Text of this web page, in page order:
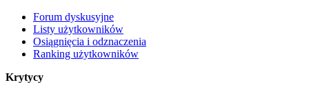
Forum dyskusyjne
Listy użytkowników
Osiągnięcia i odznaczenia
Ranking użytkowników
Krytycy